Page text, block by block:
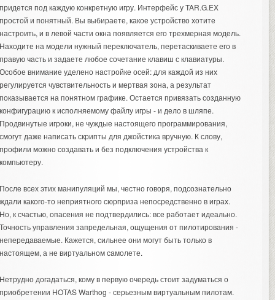
под каждую конкретную игру. Интерфейс у TAR.G.EX
и понятный. Вы выбираете, какое устройство хотите
и в левой части окна появляется его трехмерная модель.
на модели нужный переключатель, перетаскиваете его в
часть и задаете любое сочетание клавиш с клавиатуры.
внимание уделено настройке осей: для каждой из них
чувствительность и мертвая зона, а результат
на понятном графике. Остается привязать созданную
к исполняемому файлу игры - и дело в шляпе.
игроки, не чуждые настоящего программирования,
даже написать скрипты для джойстика вручную. К слову,
можно создавать и без подключения устройства к
всех этих манипуляций мы, честно говоря, подсознательно
какого-то неприятного сюрприза непосредственно в играх.
к счастью, опасения не подтвердились: все работает идеально.
управления запредельная, ощущения от пилотирования -
Кажется, сильнее они могут быть только в
а не виртуальном самолете.
догадаться, кому в первую очередь стоит задуматься о
HOTAS Warthog - серьезным виртуальным пилотам.